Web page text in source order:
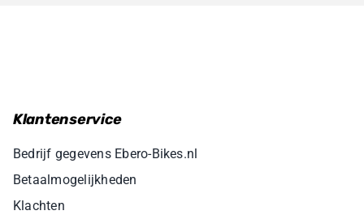
Klantenservice
Bedrijf gegevens Ebero-Bikes.nl
Betaalmogelijkheden
Klachten